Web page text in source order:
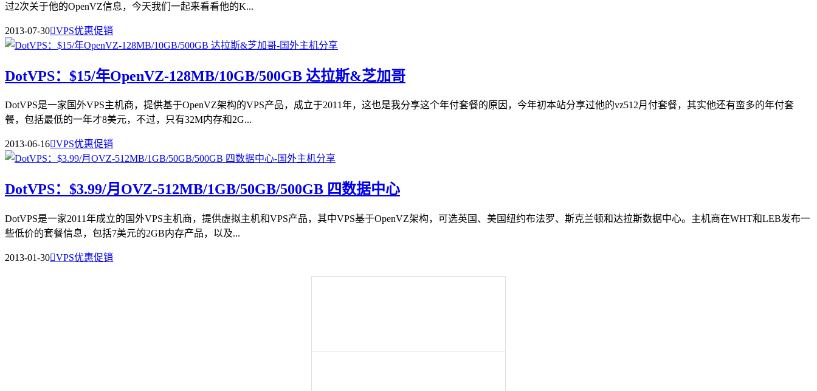
过2次关于他的OpenVZ信息，今天我们一起来看看他的K...
2013-07-30VPS优惠促销
DotVPS：$15/年OpenVZ-128MB/10GB/500GB 达拉斯&芝加哥
DotVPS是一家国外VPS主机商，提供基于OpenVZ架构的VPS产品，成立于2011年，这也是我分享这个年付套餐的原因，今年初本站分享过他的vz512月付套餐，其实他还有蛮多的年付套
餐，包括最低的一年才8美元，不过，只有32M内存和2G...
2013-06-16VPS优惠促销
DotVPS：$3.99/月OVZ-512MB/1GB/50GB/500GB 四数据中心
DotVPS是一家2011年成立的国外VPS主机商，提供虚拟主机和VPS产品，其中VPS基于OpenVZ架构，可选英国、美国纽约布法罗、斯克兰顿和达拉斯数据中心。主机商在WHT和LEB发布一
些低价的套餐信息，包括7美元的2GB内存产品，以及...
2013-01-30VPS优惠促销